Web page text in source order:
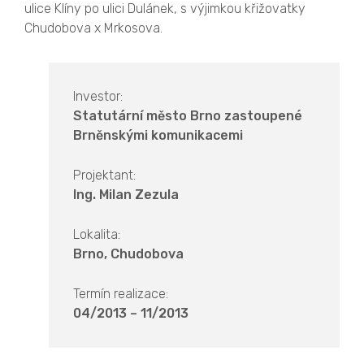
ulice Klíny po ulici Dulánek, s výjimkou křižovatky
Chudobova x Mrkosova.
Investor:
Statutární město Brno zastoupené
Brněnskými komunikacemi
Projektant:
Ing. Milan Zezula
Lokalita:
Brno, Chudobova
Termín realizace:
04/2013 – 11/2013